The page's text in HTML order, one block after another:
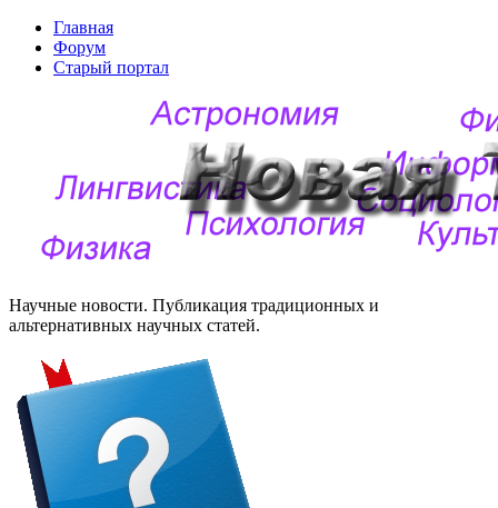
Главная
Форум
Старый портал
Научные новости. Публикация традиционных и
альтернативных научных статей.